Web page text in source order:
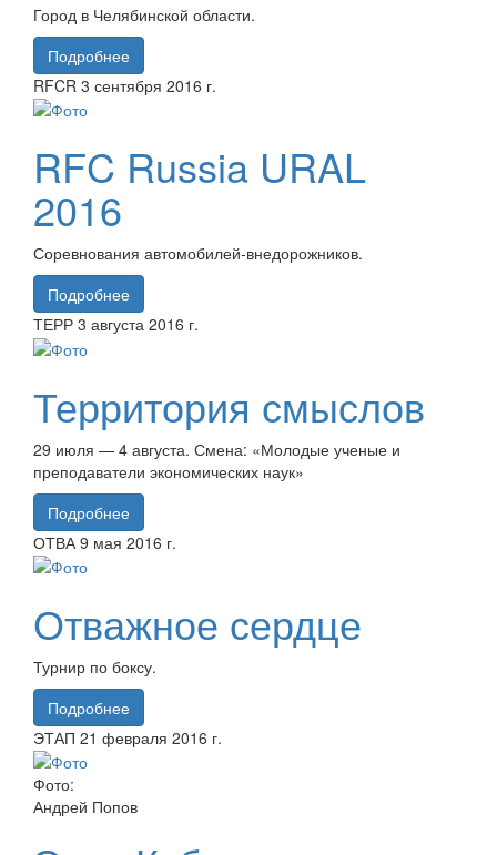
Город в Челябинской области.
Подробнее
RFCR 3 сентября 2016 г.
RFC Russia URAL
2016
Соревнования автомобилей-внедорожников.
Подробнее
ТЕРР 3 августа 2016 г.
Территория смыслов
29 июля — 4 августа. Смена: «Молодые ученые и
преподаватели экономических наук»
Подробнее
ОТВА 9 мая 2016 г.
Отважное сердце
Турнир по боксу.
Подробнее
ЭТАП 21 февраля 2016 г.
Фото:
Андрей Попов